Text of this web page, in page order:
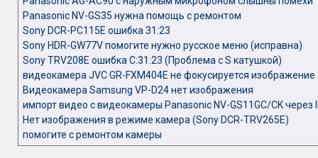
Panasonic NV-GS35 нужна помощь с ремонтом
Sony DCR-PC115E ошибка 31:23
Sony HDR-GW77V помогите нужно русское меню (исправна)
Sony TRV208E ошибка C:31:23 (Проблема с S катушкой)
видеокамера JVC GR-FXM404E не фокусируется изображение
Видеокамера Samsung VP-D24 нет изображения
импорт видео с видеокамеры Panasonic NV-GS11GC/CK через
Нет изображения в режиме камера (Sony DCR-TRV265E)
помогите с ремонтом камеры